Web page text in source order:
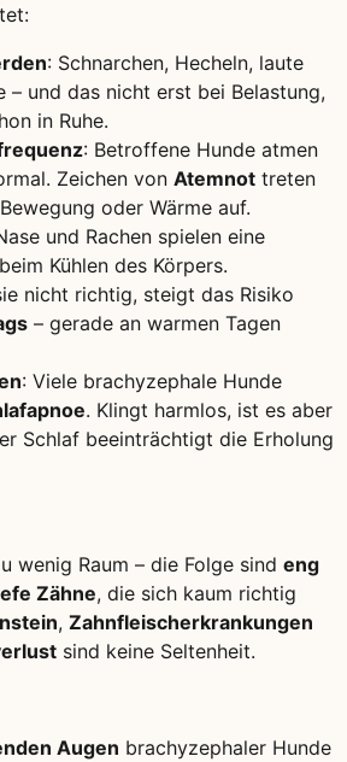
: Schnarchen, Hecheln, laute
– und das nicht erst bei Belastung,
in Ruhe.
: Betroffene Hunde atmen
Zeichen von Atemnot treten
oder Wärme auf.
und Rachen spielen eine
Kühlen des Körpers.
nicht richtig, steigt das Risiko
– gerade an warmen Tagen
: Viele brachyzephale Hunde
. Klingt harmlos, ist es aber
Schlaf beeinträchtigt die Erholung
wenig Raum – die Folge sind eng
Zähne, die sich kaum richtig
, Zahnfleischerkrankungen
sind keine Seltenheit.
Augen brachyzephaler Hunde